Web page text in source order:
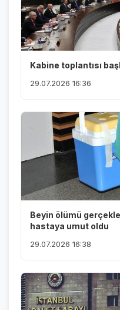
Kabine toplantısı
29.07.2026 16:36
Beyin ölümü
hastaya umut oldu
29.07.2026 16:38